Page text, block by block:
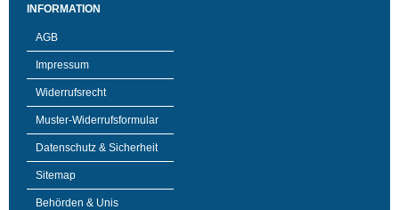
INFORMATION
AGB
Impressum
Widerrufsrecht
Muster-Widerrufsformular
Datenschutz & Sicherheit
Sitemap
Behörden & Unis